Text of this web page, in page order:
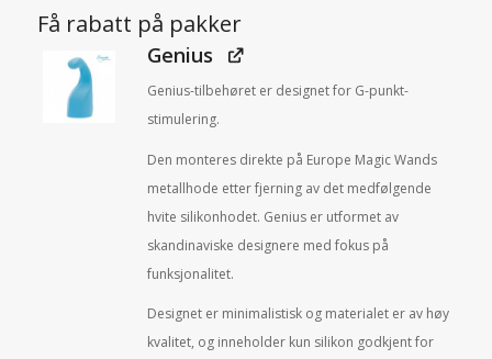
Få rabatt på pakker
Genius
Genius-tilbehøret er designet for G-punkt-
stimulering.
Den monteres direkte på Europe Magic Wands
metallhode etter fjerning av det medfølgende
hvite silikonhodet. Genius er utformet av
skandinaviske designere med fokus på
funksjonalitet.
Designet er minimalistisk og materialet er av høy
kvalitet, og inneholder kun silikon godkjent for